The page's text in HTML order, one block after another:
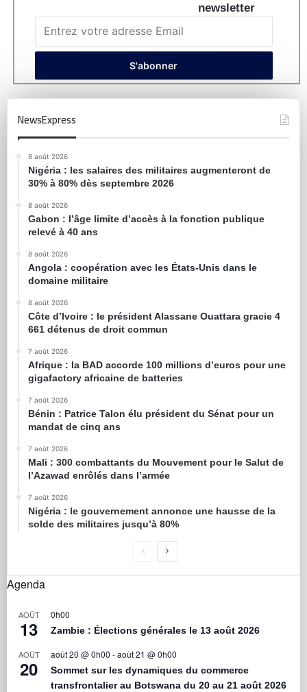
newsletter
NewsExpress
8 août 2026
Nigéria : les salaires des militaires augmenteront de
30% à 80% dès septembre 2026
8 août 2026
Gabon : l’âge limite d’accès à la fonction publique
relevé à 40 ans
8 août 2026
Angola : coopération avec les États-Unis dans le
domaine militaire
8 août 2026
Côte d’Ivoire : le président Alassane Ouattara gracie 4
661 détenus de droit commun
7 août 2026
Afrique : la BAD accorde 100 millions d’euros pour une
gigafactory africaine de batteries
7 août 2026
Bénin : Patrice Talon élu président du Sénat pour un
mandat de cinq ans
7 août 2026
Mali : 300 combattants du Mouvement pour le Salut de
l’Azawad enrôlés dans l’armée
7 août 2026
Nigéria : le gouvernement annonce une hausse de la
solde des militaires jusqu’à 80%
Agenda
AOÛT
13
0h00
Zambie : Élections générales le 13 août 2026
AOÛT
20
août 20 @ 0h00 -août 21 @ 0h00
Sommet sur les dynamiques du commerce
transfrontalier au Botswana du 20 au 21 août 2026